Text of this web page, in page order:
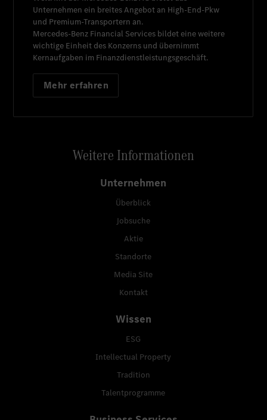
Unternehmen ein breites Angebot an High-End-Pkw
und Premium-Transportern an.
Mercedes-Benz Financial Services bildet eine weitere
wichtige Einheit des Konzerns und übernimmt
Kernaufgaben im Finanzdienstleistungsgeschäft.
Mehr erfahren
Weitere Informationen
Unternehmen
Überblick
Jobsuche
Aktie
Standorte
Media Site
Kontakt
Wissen
ESG
Intellectual Property
Tradition
Talentprogramme